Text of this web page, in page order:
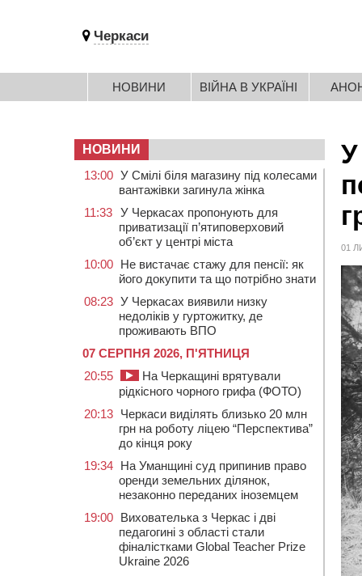
Черкаси
НОВИНИ ВІЙНА В УКРАЇНІ
У
01
НОВИНИ
13:00 У Смілі біля магазину під колесами
вантажівки загинула жінка
11:33 У Черкасах пропонують для
приватизації п’ятиповерховий
об’єкт у центрі міста
10:00 Не вистачає стажу для пенсії: як
його докупити та що потрібно знати
08:23 У Черкасах виявили низку
недоліків у гуртожитку, де
проживають ВПО
07 СЕРПНЯ 2026, П'ЯТНИЦЯ
20:55
На Черкащині врятували
рідкісного чорного грифа (ФОТО)
20:13 Черкаси виділять близько 20 млн
грн на роботу ліцею “Перспектива”
до кінця року
19:34 На Уманщині суд припинив право
оренди земельних ділянок,
незаконно переданих іноземцем
19:00 Вихователька з Черкас і дві
педагогині з області стали
фіналістками Global Teacher Prize
Ukraine 2026